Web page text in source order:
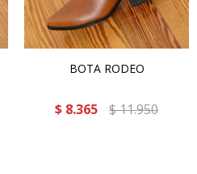
BOTA RODEO
$ 8.365 $11.950